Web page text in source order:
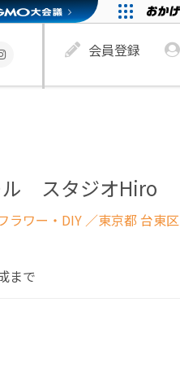
会員登録
ル スタジオHiro
ラワー・DIY ／東京都 台東区
まで